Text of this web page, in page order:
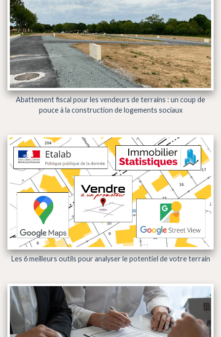
Abattement fiscal pour les vendeurs de terrains : un coup de
pouce à la construction de logements sociaux
Les 6 meilleurs outils pour analyser le potentiel de votre terrain